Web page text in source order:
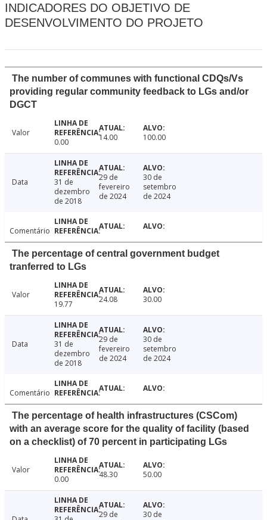
INDICADORES DO OBJETIVO DE
DESENVOLVIMENTO DO PROJETO
The number of communes with functional CDQs/Vs
providing regular community feedback to LGs and/or
DGCT
Valor
0.00
14.00 100.00
Data
31 de
dezembro
de 2018
29 de
fevereiro
de 2024
30 de
setembro
de 2024
Comentário
The percentage of central government budget
tranferred to LGs
Valor
19.77
24.08 30.00
Data
31 de
dezembro
de 2018
29 de
fevereiro
de 2024
30 de
setembro
de 2024
Comentário
The percentage of health infrastructures (CSCom)
with an average score for the quality of facility (based
on a checklist) of 70 percent in participating LGs
Valor
0.00
48.30 50.00
29 de
30 de